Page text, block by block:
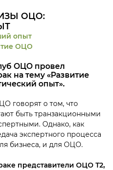
ОЦО:
опыт
ОЦО
ОЦО провел
на тему «Развитие
опыт».
говорят о том, что
быть транзакционными
Однако, как
экспертного процесса
бизнеса, и для ОЦО.
представители ОЦО T2,